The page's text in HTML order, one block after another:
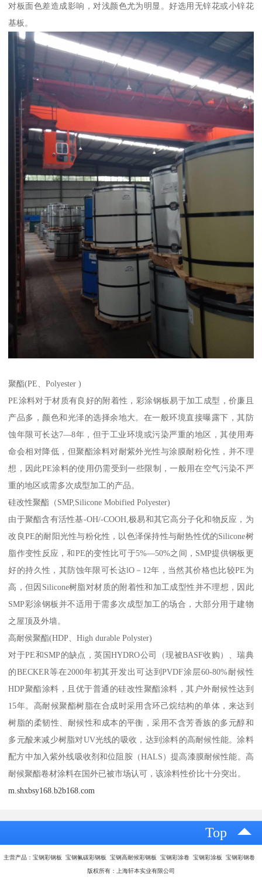
对板面色差造成影响，对浅颜色尤为明显。好选用无锌花或小锌花
基板。
聚酯(PE、Polyester )
PE涂料对于材质有良好的附着性，彩涂钢板易于加工成型，价廉且
产品多，颜色和光泽的选择余地大。在一般环境直接曝露下，其防
蚀年限可长达7—8年，但于工业环境或污染严重的地区，其使用寿
命会相对降低，但聚酯涂料对耐紫外光性与涂膜耐粉化性，并不理
想，因此PE涂料的使用仍需受到一些限制，一般用在空气污染不严
重的地区或需多次成型加工的产品。
硅改性聚酯（SMP,Silicone Mobified Polyester)
由于聚酯含有活性基-OH/-COOH,极易和其它高分子化和物反应，为
改良PE的耐阳光性与粉化性，以色泽保持性与耐热性优的Silicone树
脂作变性反应，和PE的变性比可于5%—50%之间，SMP提供钢板更
好的持久性，其防蚀年限可长达lO－12年，当然其价格也比较PE为
高，但因Silicone树脂对材质的附着性和加工成型性并不理想，因此
SMP彩涂钢板并不适用于需多次成型加工的场合，大部分用于建物
之屋顶及外墙。
高耐侯聚酯(HDP、High durable Polyster)
对于PE和SMP的缺点，英国HYDRO公司（现被BASF收购）、瑞典
的BECKER等在2000年初其开发出可达到PVDF涂层60-80%耐候性
HDP聚酯涂料，且优于普通的硅改性聚酯涂料，其户外耐候性达到
15年。高耐候聚酯树脂在合成时采用含环己烷结构的单体，来达到
树脂的柔韧性、耐候性和成本的平衡，采用不含芳香族的多元醇和
多元酸来减少树脂对UV光线的吸收，达到涂料的高耐候性能。涂料
配方中加入紫外线吸收剂和位阻胺（HALS）提高漆膜耐候性能。高
耐候聚酯卷材涂料在国外已被市场认可，该涂料性价比十分突出。
m.shxbsy168.b2b168.com
Top
主营产品：宝钢彩钢板 宝钢氟碳彩钢板 宝钢高耐候彩钢板 宝钢彩涂卷 宝钢彩涂板 宝钢彩钢卷
版权所有：上海轩本实业有限公司